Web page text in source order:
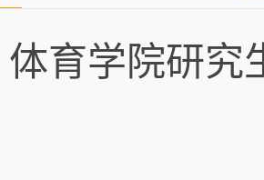
体育学院研究